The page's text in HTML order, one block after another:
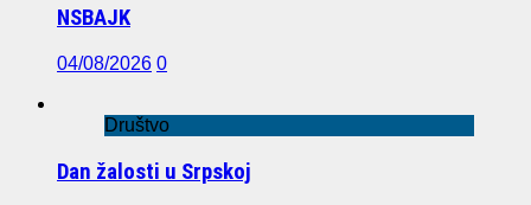
NSBAJK
04/08/2026 0
Društvo
Dan žalosti u Srpskoj